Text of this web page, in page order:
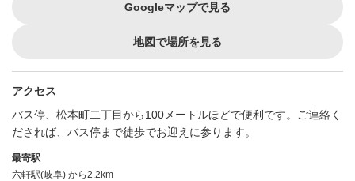
Googleマップで見る
地図で場所を見る
アクセス
バス停、松本町二丁目から100メートルほどで便利です。ご連絡く
だされば、バス停まで徒歩でお迎えに参ります。
最寄駅
六軒駅(岐阜) から2.2km